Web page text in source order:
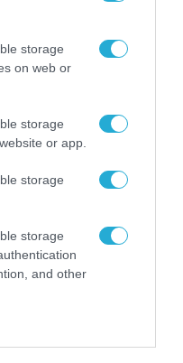
storage
on web or
storage
or app.
storage
storage
and other